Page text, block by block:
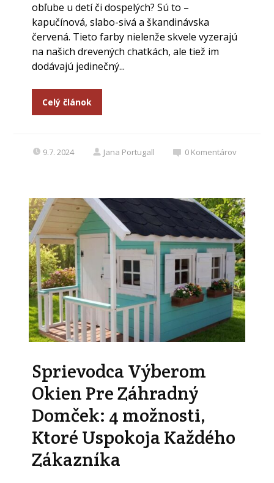
obľube u detí či dospelých? Sú to –
kapučínová, slabo-sivá a škandinávska
červená. Tieto farby nielenže skvele vyzerajú
na našich drevených chatkách, ale tiež im
dodávajú jedinečný...
Celý článok
9.7. 2024 Jana Portugall 0 Komentárov
Sprievodca Výberom
Okien Pre Záhradný
Domček: 4 možnosti,
Ktoré Uspokoja Každého
Zákazníka